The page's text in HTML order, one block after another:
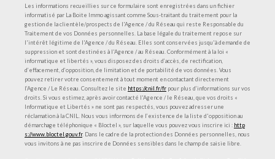
Les informations recueillies sur ce formulaire sont enregistrées dans un fichier
informatisé par La Boite Immo agissant comme Sous-traitant du traitement pour la
gestion de la clientèle/prospects de l'Agence / du Réseau qui reste Responsable du
Traitement de vos Données personnelles. La base légale du traitement repose sur
l'intérêt légitime de l'Agence / du Réseau. Elles sont conservées jusqu'à demande de
suppression et sont destinées à l'Agence / au Réseau. Conformément à la loi «
informatique et libertés », vous disposez des droits d’accès, de rectification,
d’effacement, d’opposition, de limitation et de portabilité de vos données. Vous
pouvez retirer votre consentement à tout moment en contactant directement
l’Agence / Le Réseau. Consultez le site https://cnil.fr/fr pour plus d’informations sur vos
droits. Si vous estimez, après avoir contacté l'Agence / le Réseau, que vos droits «
Informatique et Libertés » ne sont pas respectés, vous pouvez adresser une
réclamation à la CNIL. Nous vous informons de l’existence de la liste d'opposition au
démarchage téléphonique « Bloctel », sur laquelle vous pouvez vous inscrire ici : http
s://www.bloctel.gouv.fr. Dans le cadre de la protection des Données personnelles, nous
vous invitons à ne pas inscrire de Données sensibles dans le champ de saisie libre.